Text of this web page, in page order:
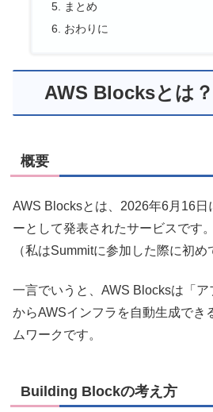
まとめ
おわりに
AWS Blocksとは？
概要
AWS Blocksとは、 2026年6月16日
ーとして発表されたサービスです。
（私はSummitに参加した際に初め
一言でいうと、AWS Blocksは「
からAWSインフラを自動生成でき
ムワークです。
Building Blockの考え方